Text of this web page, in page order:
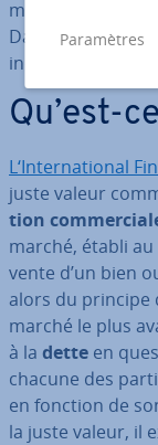
ment à long
Dans les bilans
in­di­ca­teur
Qu’est-
L‘In­ter­na­tio­nal
juste valeur
tion
marché, établi
vente d’un bien
alors du principe
marché le plus
à la dette en
chacune des
en fonction de
la juste valeur, il
Paramètres